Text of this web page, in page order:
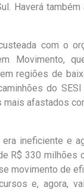
Haverá
com o
Movimento,
regiões de
do
mais afastados
era ineficiente e
R$ 330 milhões
movimento de
e, agora,